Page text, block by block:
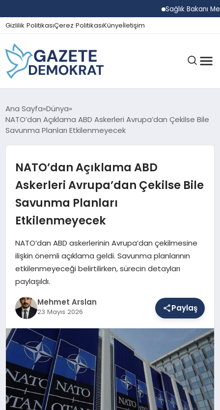
Sağlık Bakanı
Gizlilik PolitikasıÇerez PolitikasıKünyeİletişim
GÜNDEM
EKONOMI
SPOR
MAGAZIN
SAĞLIK
DÜNYA
YAŞAM
Ana Sayfa Dünya
NATO’dan Açıklama ABD Askerleri Avrupa’dan Çekilse Bile
Savunma Planları Etkilenmeyecek
NATO’dan Açıklama ABD
Askerleri Avrupa’dan Çekilse Bile
Savunma Planları
Etkilenmeyecek
NATO’dan ABD askerlerinin Avrupa’dan çekilmesine
ilişkin önemli açıklama geldi. Savunma planlarının
etkilenmeyeceği belirtilirken, sürecin detayları
paylaşıldı.
Mehmet Arslan
23 Mayıs 2026 Paylaş